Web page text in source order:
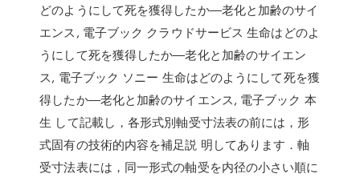
どのようにして死を獲得したか―老化と加齢のサイ
エンス, 電子ブック クラウドサービス 生命はどのよ
うにして死を獲得したか―老化と加齢のサイエン
ス, 電子ブック ソニー 生命はどのようにして死を獲
得したか―老化と加齢のサイエンス, 電子ブック 本
生 して記載し，各形式別軸受寸法表の前には，形
式固有の技術的内容を補足説 明してあります．軸
受寸法表には，同一形式の軸受を内径の小さい順に